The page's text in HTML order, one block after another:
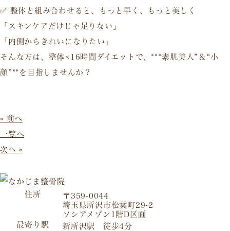
✅ 整体と組み合わせると、
もっと早く、もっと美しく
「スキンケアだけじゃ足りない」
「内側からきれいになりたい」
そんな方は、 整体×16時間ダイエット で、**“素肌美人”＆“小
顔”**を目指しませんか？
« 前へ
一覧へ
次へ »
住所
〒359-0044
埼玉県所沢市松葉町29-2
ソシアメゾン1階D区画
最寄り駅
新所沢駅 徒歩4分